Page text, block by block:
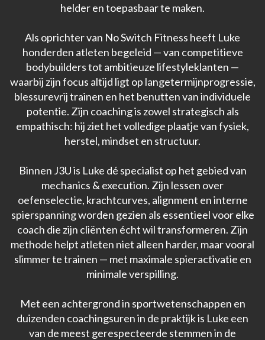
helder en toepasbaar te maken.
Als oprichter van No Switch Fitness heeft Luke
honderden atleten begeleid — van competitieve
bodybuilders tot ambitieuze lifestyleklanten —
waarbij zijn focus altijd ligt op langetermijnprogressie,
blessurevrij trainen en het benutten van individuele
potentie. Zijn coaching is zowel strategisch als
empathisch: hij ziet het volledige plaatje van fysiek,
herstel, mindset en structuur.
Binnen J3U is Luke dé specialist op het gebied van
mechanics & execution. Zijn lessen over
oefenselectie, krachtcurves, alignment en interne
spierspanning worden gezien als essentieel voor elke
coach die zijn cliënten écht wil transformeren. Zijn
methode helpt atleten niet alleen harder, maar vooral
slimmer te trainen — met maximale spieractivatie en
minimale verspilling.
Met een achtergrond in sportwetenschappen en
duizenden coachingsuren in de praktijk is Luke een
van de meest gerespecteerde stemmen in de